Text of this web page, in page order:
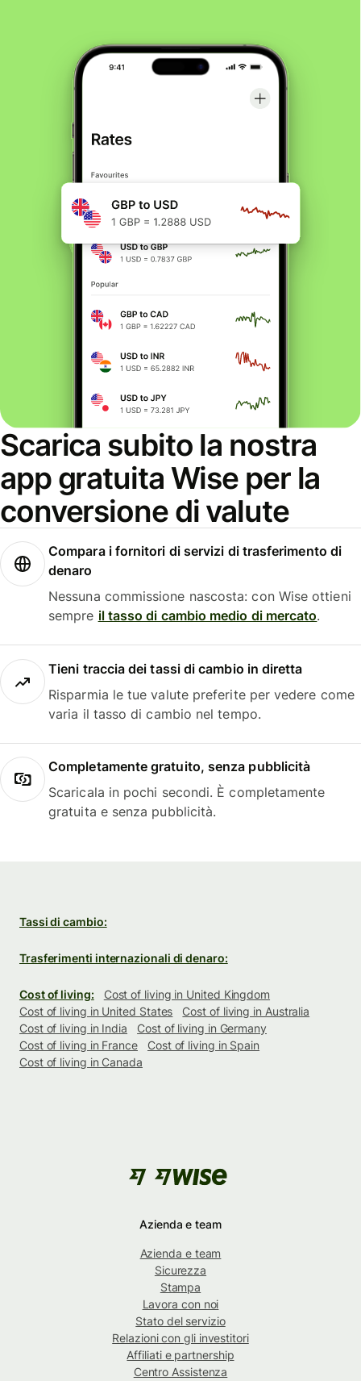
Scarica subito la nostra
app gratuita Wise per la
conversione di valute
Compara i fornitori di servizi di trasferimento di
denaro
Nessuna commissione nascosta: con Wise ottieni
sempre il tasso di cambio medio di mercato.
Tieni traccia dei tassi di cambio in diretta
Risparmia le tue valute preferite per vedere come
varia il tasso di cambio nel tempo.
Completamente gratuito, senza pubblicità
Scaricala in pochi secondi. È completamente
gratuita e senza pubblicità.
Tassi di cambio:
Trasferimenti internazionali di denaro:
Cost of living:
Cost of living in United Kingdom
Cost of living in United States
Cost of living in Australia
Cost of living in India
Cost of living in Germany
Cost of living in France
Cost of living in Spain
Cost of living in Canada
Azienda e team
Azienda e team
Sicurezza
Stampa
Lavora con noi
Stato del servizio
Relazioni con gli investitori
Affiliati e partnership
Centro Assistenza